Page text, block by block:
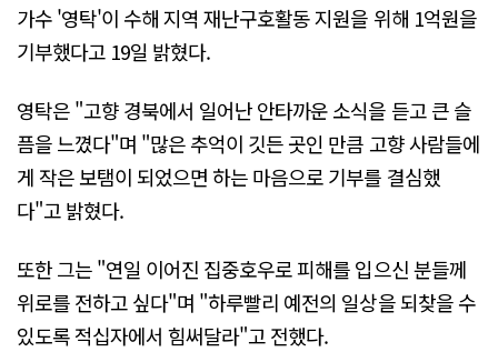
가수 '영탁'이 수해 지역 재난구호활동 지원을 위해 1억원을
기부했다고 19일 밝혔다.
영탁은 "고향 경북에서 일어난 안타까운 소식을 듣고 큰 슬
픔을 느꼈다"며 "많은 추억이 깃든 곳인 만큼 고향 사람들에
게 작은 보탬이 되었으면 하는 마음으로 기부를 결심했
다"고 밝혔다.
또한 그는 "연일 이어진 집중호우로 피해를 입으신 분들께
위로를 전하고 싶다"며 "하루빨리 예전의 일상을 되찾을 수
있도록 적십자에서 힘써달라"고 전했다.